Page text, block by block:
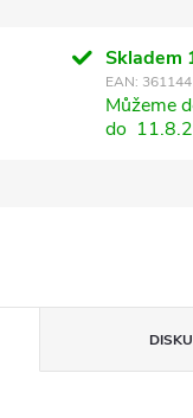
Skladem
EAN:
Můžeme
do